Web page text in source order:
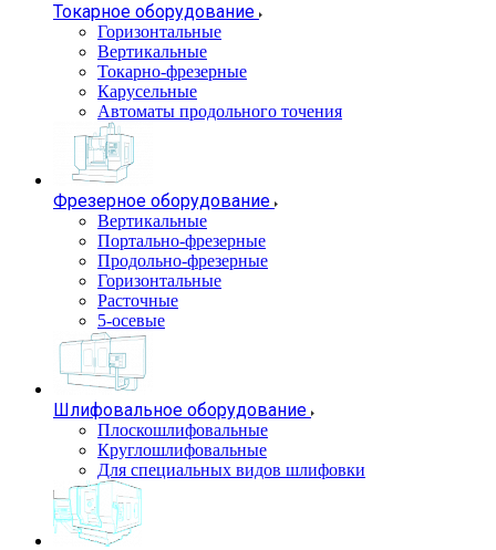
Токарное оборудование
Горизонтальные
Вертикальные
Токарно-фрезерные
Карусельные
Автоматы продольного точения
Фрезерное оборудование
Вертикальные
Портально-фрезерные
Продольно-фрезерные
Горизонтальные
Расточные
5-осевые
Шлифовальное оборудование
Плоскошлифовальные
Круглошлифовальные
Для специальных видов шлифовки